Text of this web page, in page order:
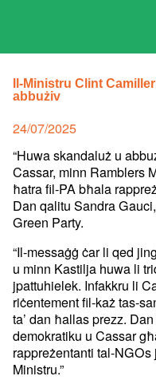
Join
Media
for:
Il-Ministru Clint
abbużiv
Posted
on
24/07/2025
“Huwa skandaluż u
Cassar, minn Ramblers
ħatra fil-PA bħala
Dan qalitu Sandra
Green Party.
“Il-messaġġ ċar li qed
u minn Kastilja huwa li
jpattuhielek. Infakkru li
riċentement fil-każ tas-
ta’ dan ħallas prezz.
demokratiku u Cassar
rappreżentanti tal-
Ministru.”